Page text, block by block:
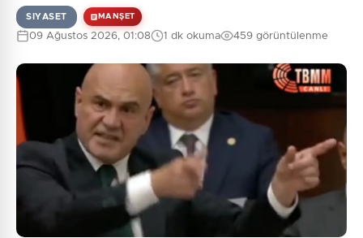
Güvenlik Sorusu:
5 + 1 = ?
Gönder
SIYASET MANŞET
09 Ağustos 2026, 01:08 1 dk okuma 459 görüntülenme